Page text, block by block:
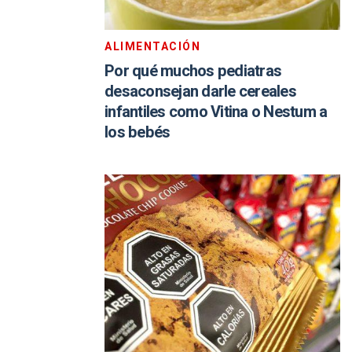
ALIMENTACIÓN
Por qué muchos pediatras
desaconsejan darle cereales
infantiles como Vitina o Nestum a
los bebés